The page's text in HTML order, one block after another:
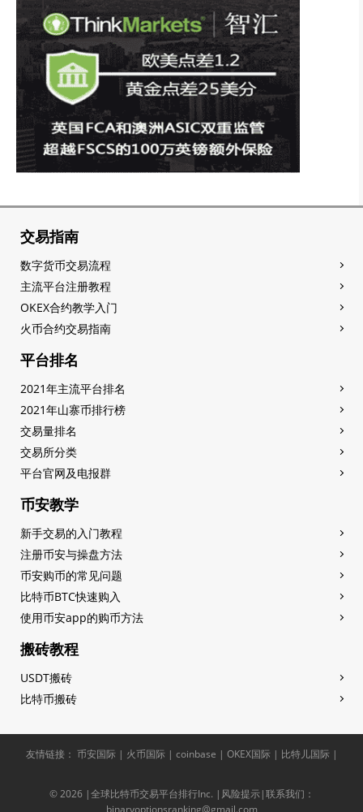
交易指南
数字货币交易流程
主流平台注册教程
OKEX合约教学入门
火币合约交易指南
平台排名
2021年主流平台排名
2021年山寨币排行榜
交易量排名
交易所分类
平台官网及电报群
币安教学
新手交易的入门教程
注册币安与操盘方法
币安购币的常见问题
比特币BTC快速购入
使用币安app的购币方法
搬砖教程
USDT搬砖
比特币搬砖
友情链接： 币安国际| 火币国际| coinbase | OKEX国际| 比特儿国际|
© 2026 |全球比特币交易平台排行Inc. | 风险提示|联系我们：